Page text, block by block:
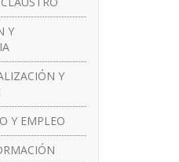
Y
Y
Y EMPLEO